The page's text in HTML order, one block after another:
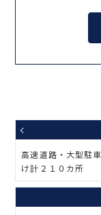
高速道路・大型駐
け計２１０カ所